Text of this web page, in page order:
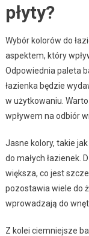
płyty?
Wybór kolorów do
aspektem, który
Odpowiednia paleta
łazienka będzie
w użytkowaniu.
wpływem na odbiór
Jasne kolory, takie jak
do małych łazienek.
większa, co jest
pozostawia wiele do
wprowadzają do
Z kolei ciemniejsze